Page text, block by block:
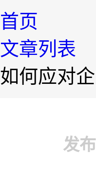
首页
文章列表
如何应对
发